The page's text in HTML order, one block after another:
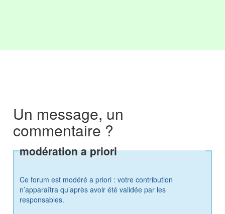
Un message, un
commentaire ?
modération a priori
Ce forum est modéré a priori : votre contribution
n’apparaîtra qu’après avoir été validée par les
responsables.